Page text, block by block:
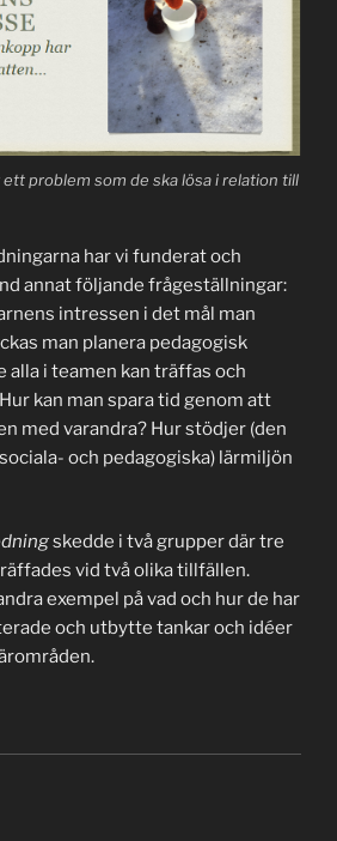
problem som de ska lösa i relation till
har vi funderat och
annat följande frågeställningar:
intressen i det mål man
man planera pedagogisk
alla i teamen kan träffas och
kan man spara tid genom att
med varandra? Hur stödjer (den
och pedagogiska) lärmiljön
skedde i två grupper där tre
vid två olika tillfällen.
exempel på vad och hur de har
och utbytte tankar och idéer